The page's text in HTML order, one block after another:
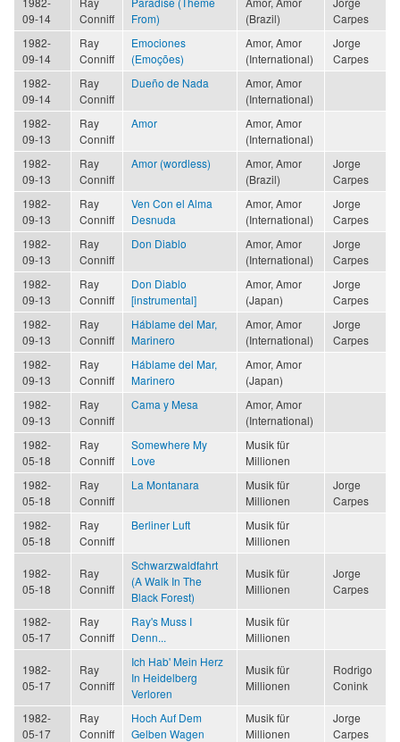
09-14
Conniff
From)
(Brazil)
Carpes
1982-
09-14
Ray
Conniff
Emociones
(Emoções)
Amor, Amor
(International)
Jorge
Carpes
1982-
09-14
Ray
Conniff
Dueño de Nada
Amor, Amor
(International)
1982-
09-13
Ray
Conniff
Amor
Amor, Amor
(International)
1982-
09-13
Ray
Conniff
Amor (wordless)
Amor, Amor
(Brazil)
Jorge
Carpes
1982-
09-13
Ray
Conniff
Ven Con el Alma
Desnuda
Amor, Amor
(International)
Jorge
Carpes
1982-
09-13
Ray
Conniff
Don Diablo
Amor, Amor
(International)
Jorge
Carpes
1982-
09-13
Ray
Conniff
Don Diablo
[instrumental]
Amor, Amor
(Japan)
Jorge
Carpes
1982-
09-13
Ray
Conniff
Háblame del Mar,
Marinero
Amor, Amor
(International)
Jorge
Carpes
1982-
09-13
Ray
Conniff
Háblame del Mar,
Marinero
Amor, Amor
(Japan)
1982-
09-13
Ray
Conniff
Cama y Mesa
Amor, Amor
(International)
1982-
05-18
Ray
Conniff
Somewhere My
Love
Musik für
Millionen
1982-
05-18
Ray
Conniff
La Montanara
Musik für
Millionen
Jorge
Carpes
1982-
05-18
Ray
Conniff
Berliner Luft
Musik für
Millionen
1982-
05-18
Ray
Conniff
Schwarzwaldfahrt
(A Walk In The
Black Forest)
Musik für
Millionen
Jorge
Carpes
1982-
05-17
Ray
Conniff
Ray's Muss I
Denn...
Musik für
Millionen
1982-
05-17
Ray
Conniff
Ich Hab' Mein Herz
In Heidelberg
Verloren
Musik für
Millionen
Rodrigo
Conink
1982-
05-17
Ray
Conniff
Hoch Auf Dem
Gelben Wagen
Musik für
Millionen
Jorge
Carpes